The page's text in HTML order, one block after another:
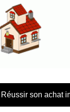
Réussir son achat